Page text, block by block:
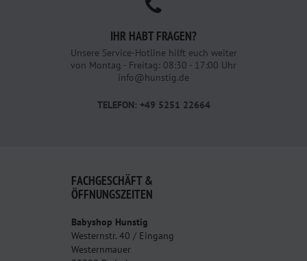
IHR HABT FRAGEN?
Unsere Service-Hotline hilft euch weiter
von Montag - Freitag: 08:30 - 17:00 Uhr
info@hunstig.de
TELEFON: +49 5251 22664
FACHGESCHÄFT &
ÖFFNUNGSZEITEN
Babyshop Hunstig
Westernstr. 40 / Eingang
Westernmauer